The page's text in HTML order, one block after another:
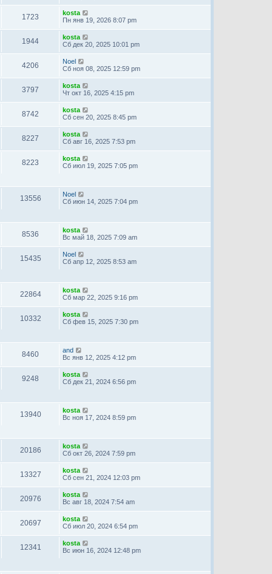
1723
kosta
Пн янв 19, 2026 8:07 pm
1944
kosta
Сб дек 20, 2025 10:01 pm
4206
Noel
Сб ноя 08, 2025 12:59 pm
3797
kosta
Чт окт 16, 2025 4:15 pm
8742
kosta
Сб сен 20, 2025 8:45 pm
8227
kosta
Сб авг 16, 2025 7:53 pm
8223
kosta
Сб июл 19, 2025 7:05 pm
13556
Noel
Сб июн 14, 2025 7:04 pm
8536
kosta
Вс май 18, 2025 7:09 am
15435
Noel
Сб апр 12, 2025 8:53 am
22864
kosta
Сб мар 22, 2025 9:16 pm
10332
kosta
Сб фев 15, 2025 7:30 pm
8460
and
Вс янв 12, 2025 4:12 pm
9248
kosta
Сб дек 21, 2024 6:56 pm
13940
kosta
Вс ноя 17, 2024 8:59 pm
20186
kosta
Сб окт 26, 2024 7:59 pm
13327
kosta
Сб сен 21, 2024 12:03 pm
20976
kosta
Вс авг 18, 2024 7:54 am
20697
kosta
Сб июл 20, 2024 6:54 pm
12341
kosta
Вс июн 16, 2024 12:48 pm